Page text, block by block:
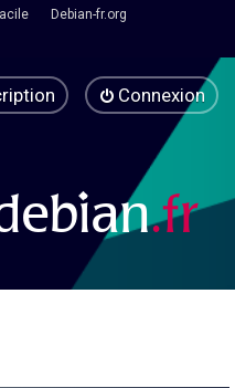
Debian-fr.org
Connexion